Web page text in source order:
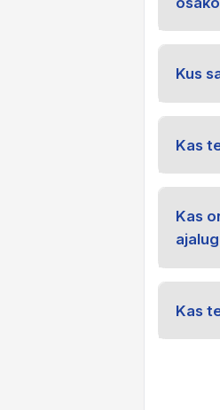
Kus
Kas
Kas
Kas